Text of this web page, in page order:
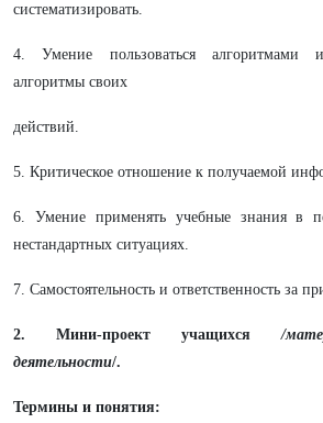
систематизировать.
4. Умение пользоваться алгоритмами
алгоритмы своих
действий.
5. Критическое отношение к получаемой
6. Умение применять учебные знания в
нестандартных ситуациях.
7. Самостоятельность и ответственность за
2. Мини-проект учащихся/
деятельности/.
Термины и понятия: